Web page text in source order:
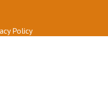
Policy